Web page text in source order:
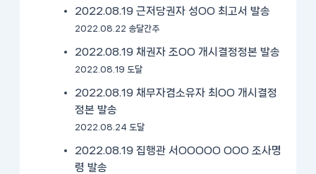
2022.08.19 근저당권자 성OO 최고서 발송
2022.08.22 송달간주
2022.08.19 채권자 조OO 개시결정정본 발송
2022.08.19 도달
2022.08.19 채무자겸소유자 최OO 개시결정
정본 발송
2022.08.24 도달
2022.08.19 집행관 서OOOOO OOO 조사명
령 발송